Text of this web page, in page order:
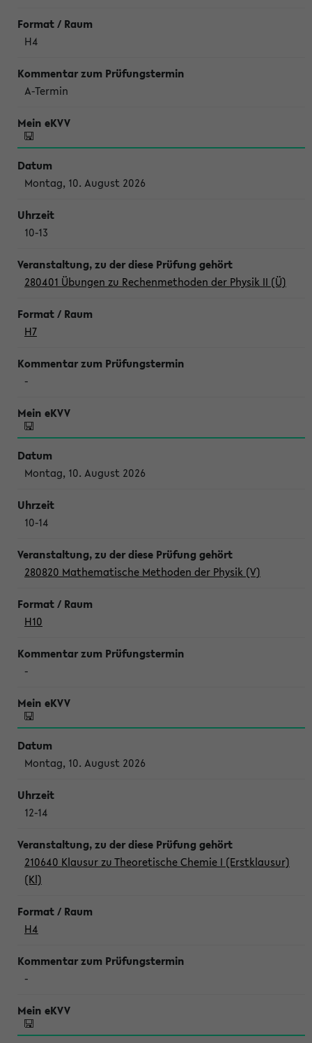
H4
A-Termin
Montag, 10. August 2026
10-13
280401 Übungen zu Rechenmethoden der Physik II (Ü)
H7
-
Montag, 10. August 2026
10-14
280820 Mathematische Methoden der Physik (V)
H10
-
Montag, 10. August 2026
12-14
210640 Klausur zu Theoretische Chemie I (Erstklausur)
(Kl)
H4
-